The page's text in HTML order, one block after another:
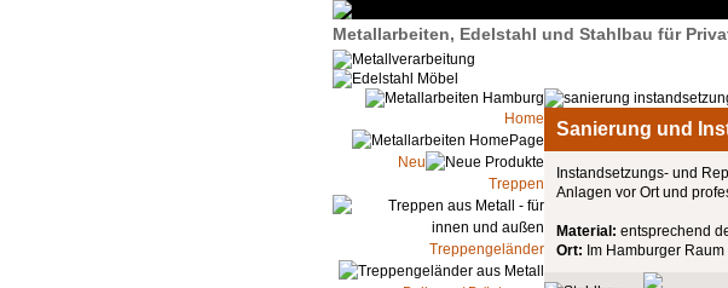
Metallarbeiten, Edelstahl und Stahlbau für
Home
Neu
Treppen
Treppengeländer
Sanierung und
Instandsetzungs- und
Anlagen vor Ort und
Material: entsprechend
Ort: Im Hamburger Raum